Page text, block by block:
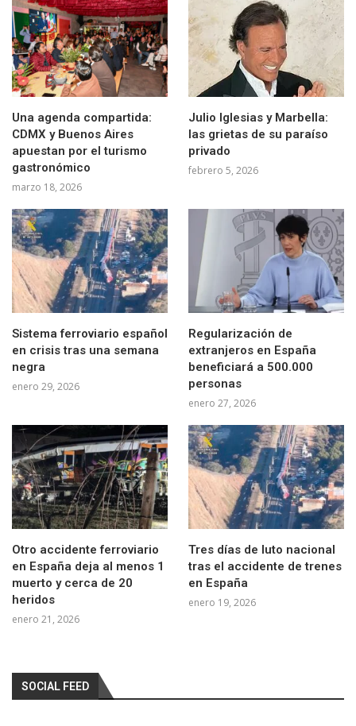
Una agenda compartida:
CDMX y Buenos Aires
apuestan por el turismo
gastronómico
marzo 18, 2026
Julio Iglesias y Marbella:
las grietas de su paraíso
privado
febrero 5, 2026
Sistema ferroviario español
en crisis tras una semana
negra
enero 29, 2026
Regularización de
extranjeros en España
beneficiará a 500.000
personas
enero 27, 2026
Otro accidente ferroviario
en España deja al menos 1
muerto y cerca de 20
heridos
enero 21, 2026
Tres días de luto nacional
tras el accidente de trenes
en España
enero 19, 2026
SOCIAL FEED